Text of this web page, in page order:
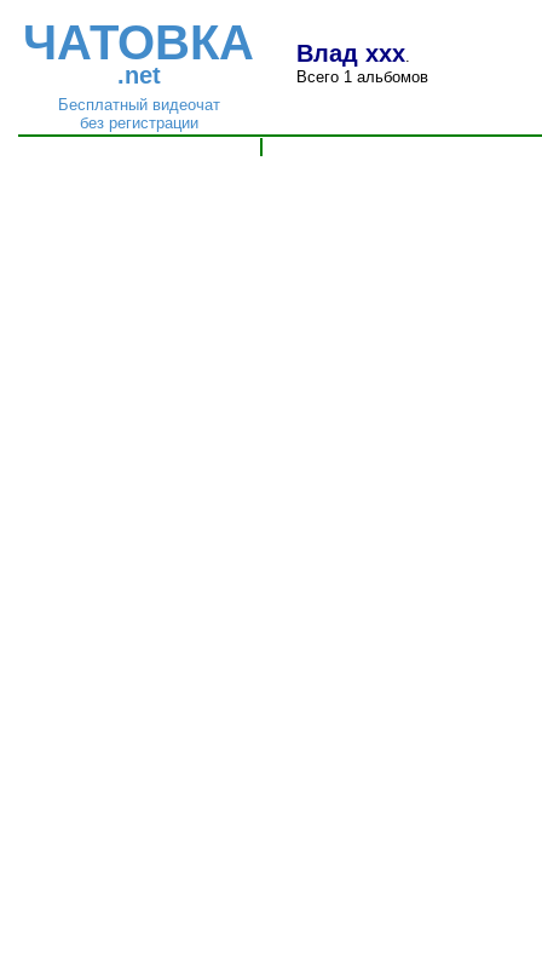
ЧАТОВКА
.net
Бесплатный видеочат
без регистрации
Влад ххх.
Всего 1 альбомов